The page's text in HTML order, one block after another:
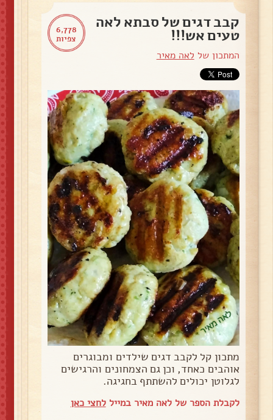
6,778
צפיות
קבב דגים של סבתא לאה
טעים אש!!!
המתכון של לאה מאיר
מתכון קל לקבב דגים שילדים ומבוגרים
אוהבים כאחד, וכן גם הצמחונים והרגישים
לגלוטן יכולים להשתתף בחגיגה.
לקבלת הספר של לאה מאיר במייללחצי כאן